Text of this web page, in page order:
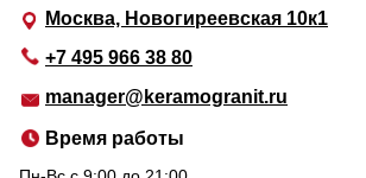
Москва, Новогиреевская 10к1
+7 495 966 38 80
manager@keramogranit.ru
Время работы